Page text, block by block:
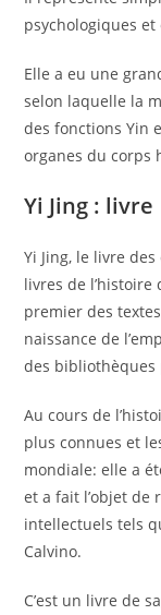
psychologiques
Elle a eu une
selon laquelle la
des fonctions Yin
organes du corps
Yi Jing : livre
Yi Jing, le livre
livres de l’histoire
premier des
naissance de
des bibliothèques
Au cours de
plus connues et
mondiale: elle a
et a fait l’objet de
intellectuels tels
Calvino.
C’est un livre de